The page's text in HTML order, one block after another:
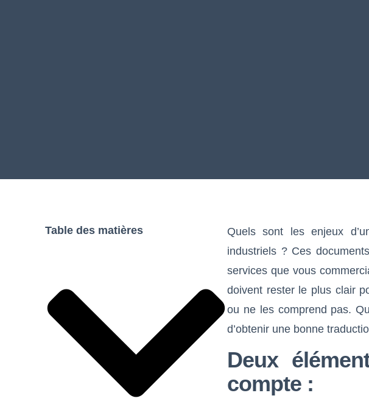
Table des matières
Quels sont les enjeux
industriels ? Ces
services que vous
doivent rester le plus clair
ou ne les comprend pas.
d’obtenir une bonne
Deux
compte :